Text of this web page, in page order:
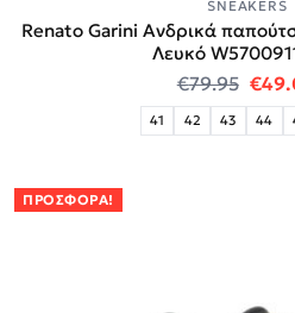
SNEAKERS
Renato Garini Ανδρικά
Λευκό
€79.95 €
41 42 43 44
ΠΡΟΣΦΟΡΆ!